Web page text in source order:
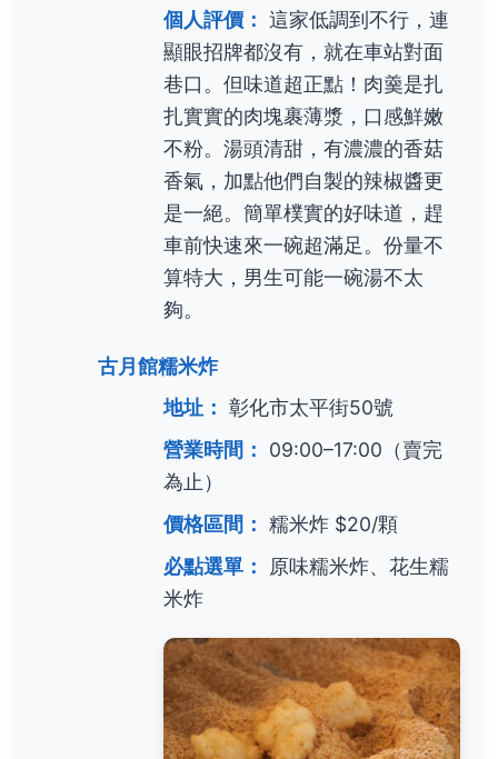
個人評價： 這家低調到不行，連
顯眼招牌都沒有，就在車站對面
巷口。但味道超正點！肉羹是扎
扎實實的肉塊裹薄漿，口感鮮嫩
不粉。湯頭清甜，有濃濃的香菇
香氣，加點他們自製的辣椒醬更
是一絕。簡單樸實的好味道，趕
車前快速來一碗超滿足。份量不
算特大，男生可能一碗湯不太
夠。
古月館糯米炸
地址： 彰化市太平街50號
營業時間：
09:00–17:00（賣完
為止）
價格區間： 糯米炸 $20/顆
必點選單：
原味糯米炸、花生糯
米炸